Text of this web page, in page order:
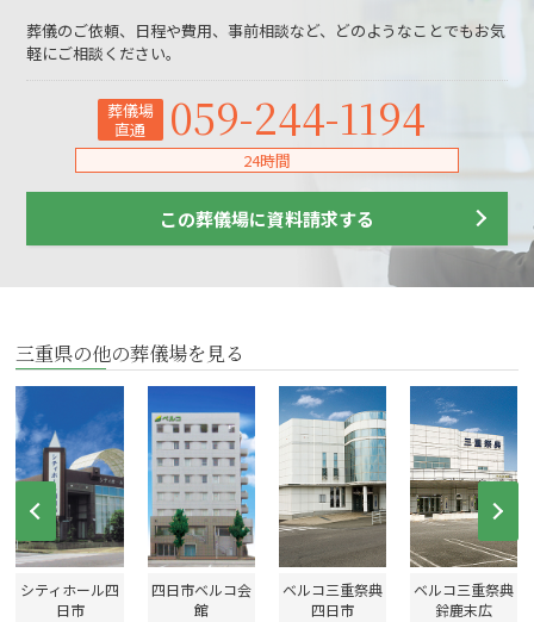
葬儀のご依頼、日程や費用、事前相談など、どのようなことでもお気
軽にご相談ください。
葬儀場
直通
059-244-1194
24時間
この葬儀場に資料請求する
三重県の他の葬儀場を見る
シティホール四
日市
四日市ベルコ会
館
ベルコ三重祭典
四日市
ベルコ三重祭典
鈴鹿末広
Prev